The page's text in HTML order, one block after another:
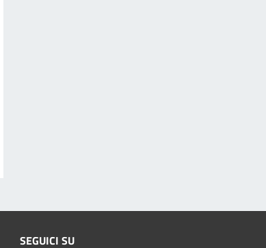
SEGUICI SU